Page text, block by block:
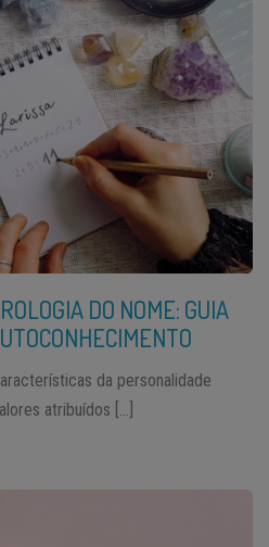
DO NOME: GUIA
da personalidade
atribuídos […]